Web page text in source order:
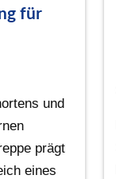
für
und
prägt
eines